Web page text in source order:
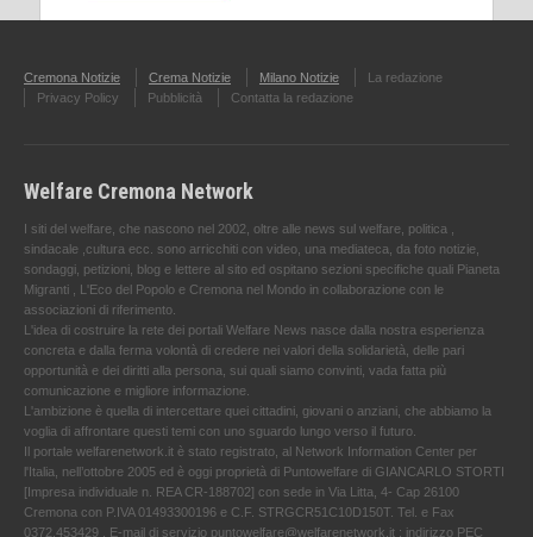
Cremona Notizie Crema Notizie Milano Notizie
La redazione
Privacy Policy
Pubblicità Contatta la redazione
Welfare Cremona Network
I siti del welfare, che nascono nel 2002, oltre alle news sul welfare, politica ,
sindacale ,cultura ecc. sono arricchiti con video, una mediateca, da foto notizie,
sondaggi, petizioni, blog e lettere al sito ed ospitano sezioni specifiche quali Pianeta
Migranti , L'Eco del Popolo e Cremona nel Mondo in collaborazione con le
associazioni di riferimento.
L'idea di costruire la rete dei portali Welfare News nasce dalla nostra esperienza
concreta e dalla ferma volontà di credere nei valori della solidarietà, delle pari
opportunità e dei diritti alla persona, sui quali siamo convinti, vada fatta più
comunicazione e migliore informazione.
L'ambizione è quella di intercettare quei cittadini, giovani o anziani, che abbiamo la
voglia di affrontare questi temi con uno sguardo lungo verso il futuro.
Il portale welfarenetwork.it è stato registrato, al Network Information Center per
l'Italia, nell’ottobre 2005 ed è oggi proprietà di Puntowelfare di GIANCARLO STORTI
[Impresa individuale n. REA CR-188702] con sede in Via Litta, 4- Cap 26100
Cremona con P.IVA 01493300196 e C.F. STRGCR51C10D150T. Tel. e Fax
0372.453429 . E-mail di servizio puntowelfare@welfarenetwork.it ; indirizzo PEC